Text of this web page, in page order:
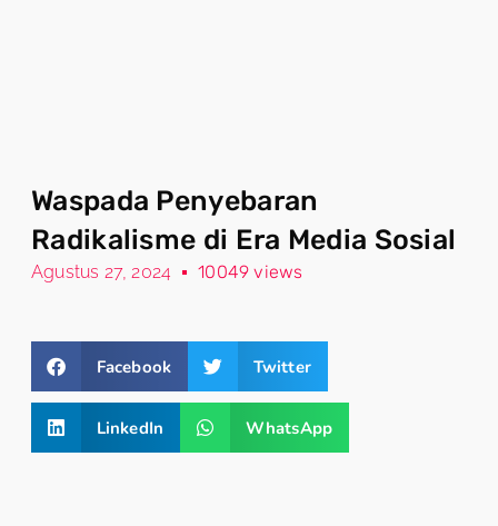
Waspada Penyebaran
Radikalisme di Era Media Sosial
Agustus 27, 2024 10049 views
Facebook Twitter
LinkedIn WhatsApp